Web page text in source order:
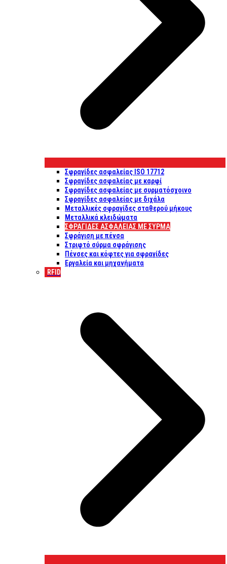
Σφραγίδες ασφαλείας ISO 17712
Σφραγίδες ασφαλείας με καρφί
Σφραγίδες ασφαλείας με συρματόσχοινο
Σφραγίδες ασφαλείας με διχάλα
Μεταλλικές σφραγίδες σταθερού μήκους
Μεταλλικά κλειδώματα
ΣΦΡΑΓΊΔΕΣ ΑΣΦΑΛΕΊΑΣ ΜΕ ΣΎΡΜΑ
Σφράγιση με πένσα
Στριφτό σύρμα σφράγισης
Πένσες και κόφτες για σφραγίδες
Εργαλεία και μηχανήματα
RFID